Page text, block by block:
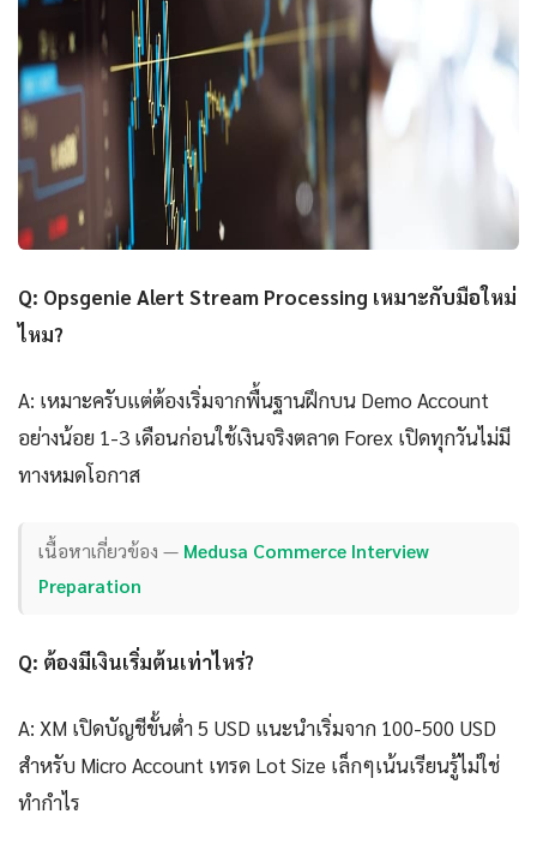
Q: Opsgenie Alert Stream Processing เหมาะกับมือใหม่
ไหม?
A: เหมาะครับแต่ต้องเริ่มจากพื้นฐานฝึกบน Demo Account
อย่างน้อย 1-3 เดือนก่อนใช้เงินจริงตลาด Forex เปิดทุกวันไม่มี
ทางหมดโอกาส
เนื้อหาเกี่ยวข้อง — Medusa Commerce Interview
Preparation
Q: ต้องมีเงินเริ่มต้นเท่าไหร่?
A: XM เปิดบัญชีขั้นต่ำ 5 USD แนะนำเริ่มจาก 100-500 USD
สำหรับ Micro Account เทรด Lot Size เล็กๆเน้นเรียนรู้ไม่ใช่
ทำกำไร